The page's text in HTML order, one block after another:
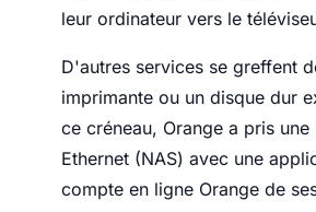
leur ordinateur vers le
D'autres services se greffent
imprimante ou un disque dur
ce créneau, Orange a pris
Ethernet (NAS) avec une
compte en ligne Orange de